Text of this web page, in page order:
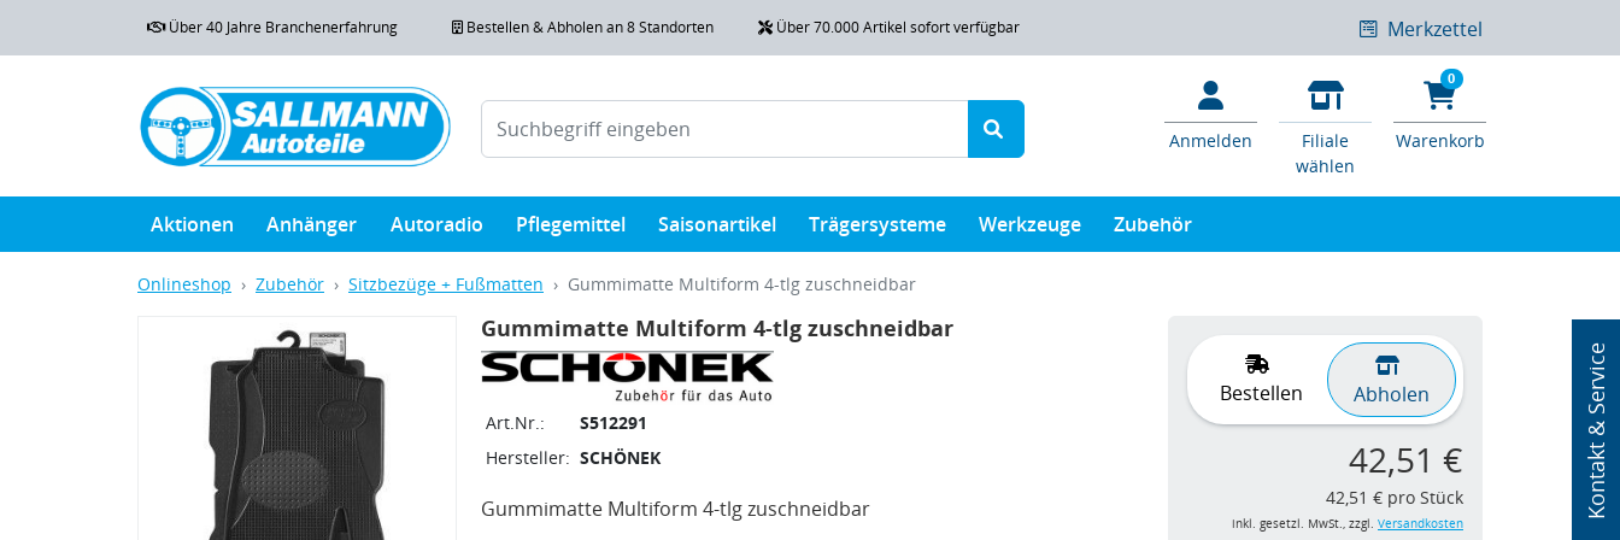
Kontakt & Service
Über 40 Jahre Branchenerfahrung Bestellen & Abholen an 8 Standorten Über 70.000 Artikel sofort verfügbar Merkzettel
Anmelden
Filiale
wählen
0
Warenkorb
Aktionen Anhänger Autoradio Pflegemittel Saisonartikel Trägersysteme Werkzeuge Zubehör
Onlineshop Zubehör Sitzbezüge + Fußmatten Gummimatte Multiform 4-tlg zuschneidbar
Gummimatte Multiform 4-tlg zuschneidbar
Art.Nr.:
S512291
Hersteller: SCHÖNEK
Gummimatte Multiform 4-tlg zuschneidbar
Bestellen Abholen
42,51 €
42,51 € pro Stück
inkl. gesetzl. MwSt., zzgl. Versandkosten